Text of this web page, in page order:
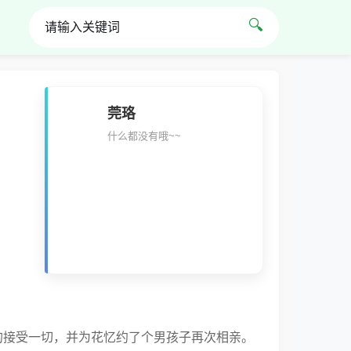
🔍
莞珞
什么都没有哦~~
受一切，并为花忆约了个男孩子再次相亲。